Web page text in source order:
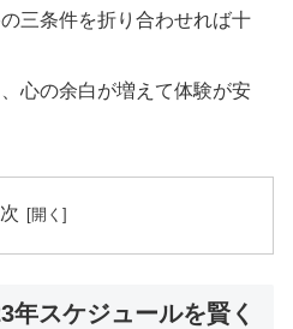
三条件を折り合わせれば十
心の余白が増えて体験が安
年スケジュールを賢く